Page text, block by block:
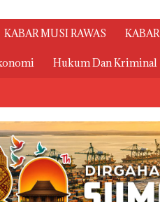
KABAR MUSI RAWAS
Hukum Dan Kriminal